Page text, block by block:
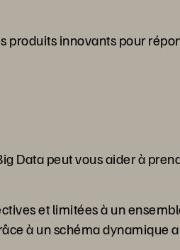
produits innovants pour
Data peut vous aider à
et limitées à un
à un schéma dynamique